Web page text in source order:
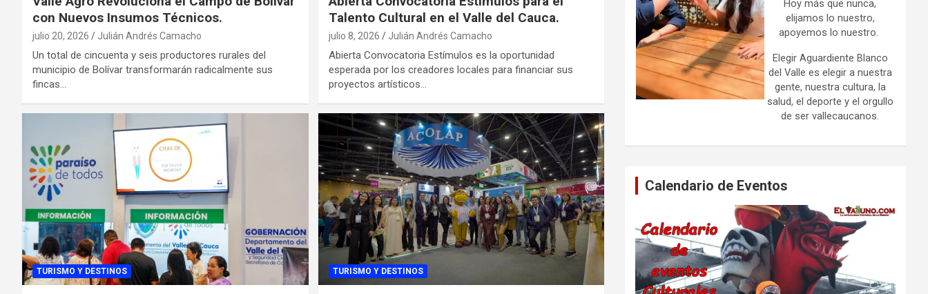
con Nuevos Insumos Técnicos.
julio 20, 2026 Julián Andrés Camacho
Un total de cincuenta y seis productores rurales del
municipio de Bolívar transformarán radicalmente sus
fincas…
Talento Cultural en el Valle del Cauca.
julio 8, 2026 Julián Andrés Camacho
Abierta Convocatoria Estímulos es la oportunidad
esperada por los creadores locales para financiar sus
proyectos artísticos…
TURISMO Y DESTINOS TURISMO Y DESTINOS
Hoy más que nunca,
elijamos lo nuestro,
apoyemos lo nuestro.
Elegir Aguardiente Blanco
del Valle es elegir a nuestra
gente, nuestra cultura, la
salud, el deporte y el orgullo
de ser vallecaucanos.
Calendario de Eventos